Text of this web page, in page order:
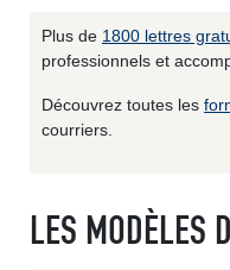
Plus de 1800 lettres
professionnels et
Découvrez toutes les
courriers.
LES MODÈLES